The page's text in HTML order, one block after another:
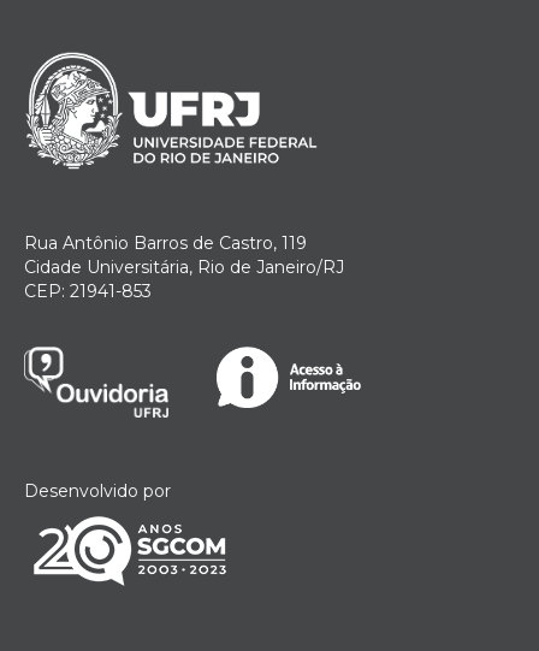
Rua Antônio Barros de Castro, 119
Cidade Universitária, Rio de Janeiro/RJ
CEP: 21941-853
Desenvolvido por